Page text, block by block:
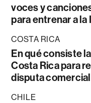
voces y
para entrenar a la
COSTA RICA
En qué consiste
Costa Rica para
disputa
CHILE